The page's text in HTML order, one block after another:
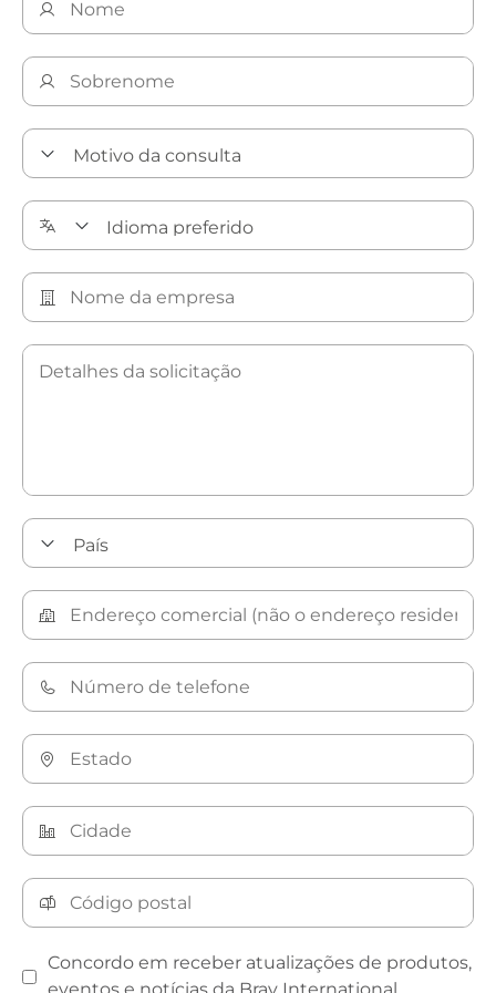
Concordo em receber atualizações de produtos,